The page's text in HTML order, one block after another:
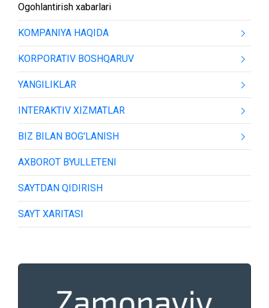
Ogohlantirish xabarlari
KOMPANIYA HAQIDA
KORPORATIV BOSHQARUV
YANGILIKLAR
INTERAKTIV XIZMATLAR
BIZ BILAN BOG'LANISH
AXBOROT BYULLETENI
SAYTDAN QIDIRISH
SAYT XARITASI